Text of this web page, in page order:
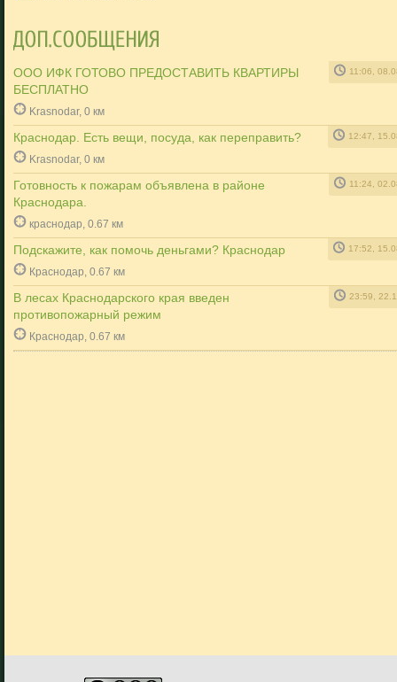
ООО ИФК ГОТОВО ПРЕДОСТАВИТЬ КВАРТИРЫ
БЕСПЛАТНО
11:06,
Krasnodar, 0 км
Краснодар. Есть вещи, посуда, как переправить? 12:47,
Krasnodar, 0 км
Готовность к пожарам объявлена в районе
Краснодара.
11:24,
краснодар, 0.67 км
Подскажите, как помочь деньгами? Краснодар 17:52,
Краснодар, 0.67 км
В лесах Краснодарского края введен
противопожарный режим
23:59,
Краснодар, 0.67 км